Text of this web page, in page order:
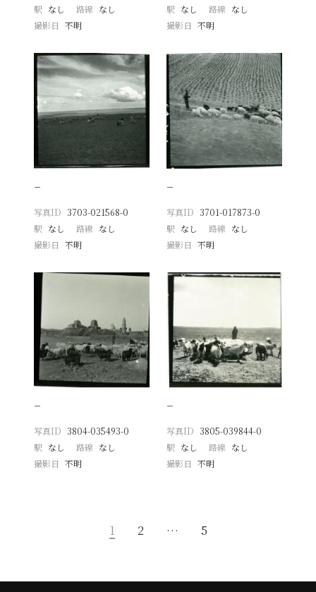
駅 なし 路線 なし
撮影日
不明
駅 なし 路線 なし
撮影日 不明
−
写真ID 3703-021568-0
駅 なし 路線 なし
撮影日
不明
−
写真ID 3701-017873-0
駅 なし 路線 なし
撮影日 不明
−
写真ID 3804-035493-0
駅 なし 路線 なし
撮影日
不明
−
写真ID 3805-039844-0
駅 なし 路線 なし
撮影日 不明
1 2 … 5